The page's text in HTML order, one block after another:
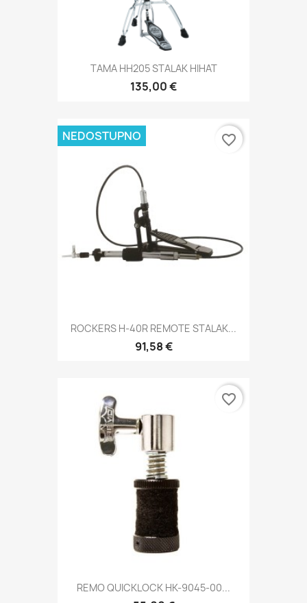
TAMA HH205 STALAK HIHAT
135,00 €
ROCKERS H-40R REMOTE STALAK...
91,58 €
NEDOSTUPNO favorite_border
REMO QUICKLOCK HK-9045-00...
favorite_border